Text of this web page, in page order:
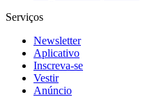
Serviços
Newsletter
Aplicativo
Inscreva-se
Vestir
Anúncio